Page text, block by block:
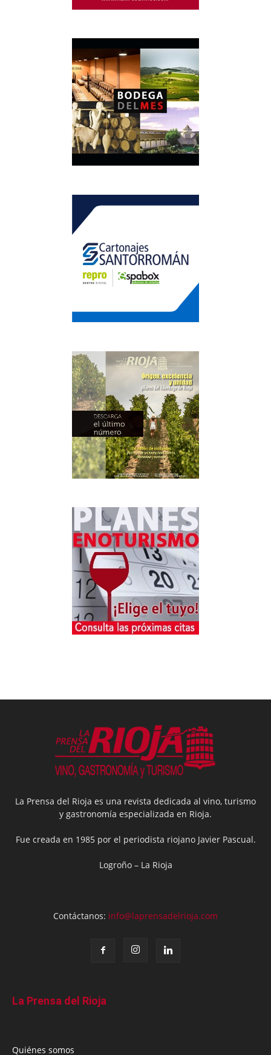
La Prensa del Rioja es una revista dedicada al vino, turismo
y gastronomía especializada en Rioja.
Fue creada en 1985 por el periodista riojano Javier Pascual.
Logroño – La Rioja
Contáctanos: info@laprensadelrioja.com
La Prensa del Rioja
Quiénes somos